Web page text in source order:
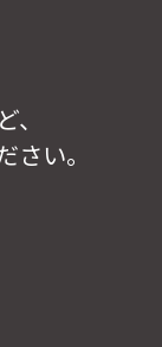
い。